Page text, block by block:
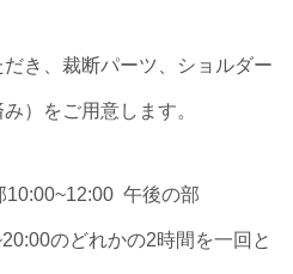
き、裁断パーツ、ショルダー
）をご用意します。
10:00~12:00 午後の部
のどれかの2時間を一回と